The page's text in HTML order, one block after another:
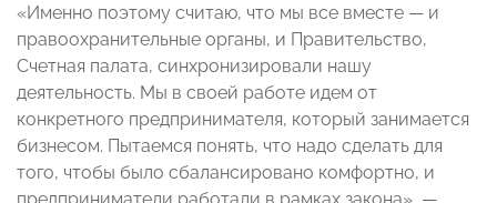
«Именно поэтому считаю, что мы все вместе — и
правоохранительные органы, и Правительство,
Счетная палата, синхронизировали нашу
деятельность. Мы в своей работе идем от
конкретного предпринимателя, который занимается
бизнесом. Пытаемся понять, что надо сделать для
того, чтобы было сбалансировано комфортно, и